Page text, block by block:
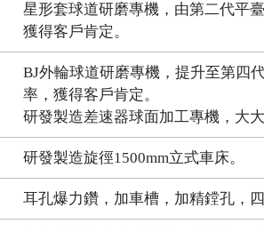
星形套球道研磨專機，由第二代平
獲得客戶肯定。
BJ外輪球道研磨專機，提升至第四
率，獲得客戶肯定。
研發製造差速器球面加工專機，大
研發製造旋徑1500mm立式車床。
耳孔爆力鑽，加車槽，加精鏜孔，四